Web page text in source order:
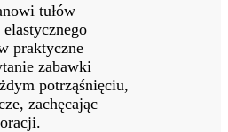
tułów
praktyczne
zabawki
potrząśnięciu,
zachęcając